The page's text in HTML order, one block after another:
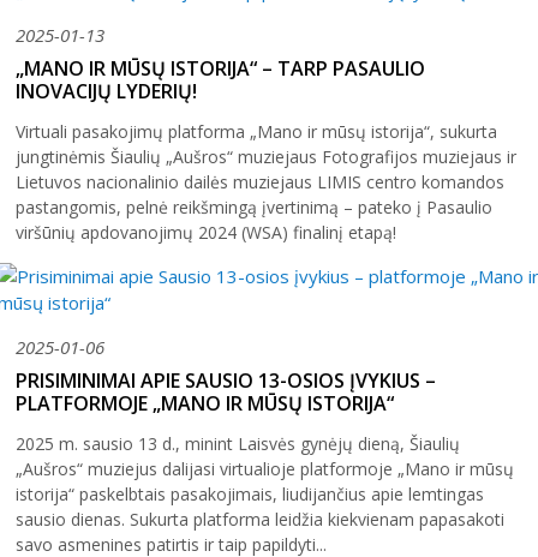
Chaimo Frenkelio vila-muziejus
Venclauskių namai-muziejus
Šiaulių istorijos muziejus
Fotografijos muziejus
Dviračių muziejus
Žaliūkių malūnininko sodyba-muziejus
Fotografijos muziejaus ekspozicija
Venclauskių namų-muziejaus ekspozicija
Chaimo Frenkelio vilos-muziejaus
Žaliūkių malūnininko sodybos-muziejaus
Šiuo metu veikiančios parodos
Kilnojamos parodos
Bilietų kainos
Padalinių darbo laikas
Šiaulių m. sav. kultūros krepšelis
Kultūros pasas
Integruotos muziejinės pamokos
PR AN TR KE PE
1
3
4 5 6 7 8
9
10
11 12 13 15
2025-01-13
„MANO IR MŪSŲ ISTORIJA“ – TARP PASAULIO
INOVACIJŲ LYDERIŲ!
Virtuali pasakojimų platforma „Mano ir mūsų istorija“, sukurta
jungtinėmis Šiaulių „Aušros“ muziejaus Fotografijos muziejaus ir
Lietuvos nacionalinio dailės muziejaus LIMIS centro komandos
pastangomis, pelnė reikšmingą įvertinimą – pateko į Pasaulio
viršūnių apdovanojimų 2024 (WSA) finalinį etapą!
2025-01-06
PRISIMINIMAI APIE SAUSIO 13-OSIOS ĮVYKIUS –
PLATFORMOJE „MANO IR MŪSŲ ISTORIJA“
2025 m. sausio 13 d., minint Laisvės gynėjų dieną, Šiaulių
„Aušros“ muziejus dalijasi virtualioje platformoje „Mano ir mūsų
istorija“ paskelbtais pasakojimais, liudijančius apie lemtingas
sausio dienas. Sukurta platforma leidžia kiekvienam papasakoti
savo asmenines patirtis ir taip papildyti...